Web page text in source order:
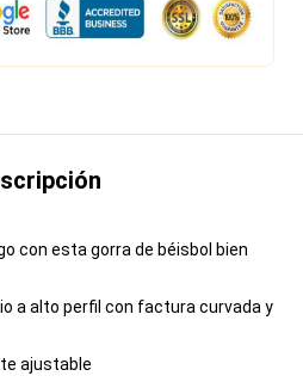
con esta gorra de béisbol bien
a alto perfil con factura curvada y
ajustable